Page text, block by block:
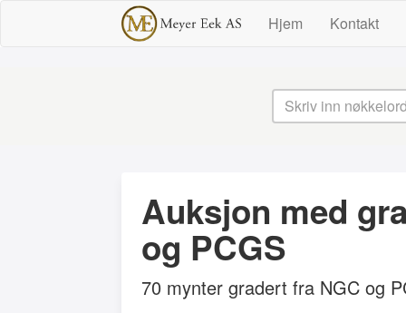
Hjem Kontakt
Auksjon med
og PCGS
70 mynter gradert fra NGC og